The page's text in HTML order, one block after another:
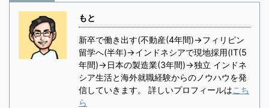
もと
新卒で働き出す(不動産(4年間)→フィリピン
留学へ(半年)→インドネシアで現地採用(IT(5
年間)→日本の製造業(3年間)→独立 インドネ
シア生活と海外就職経験からのノウハウを発
信していきます。 詳しいプロフィールはこち
ら